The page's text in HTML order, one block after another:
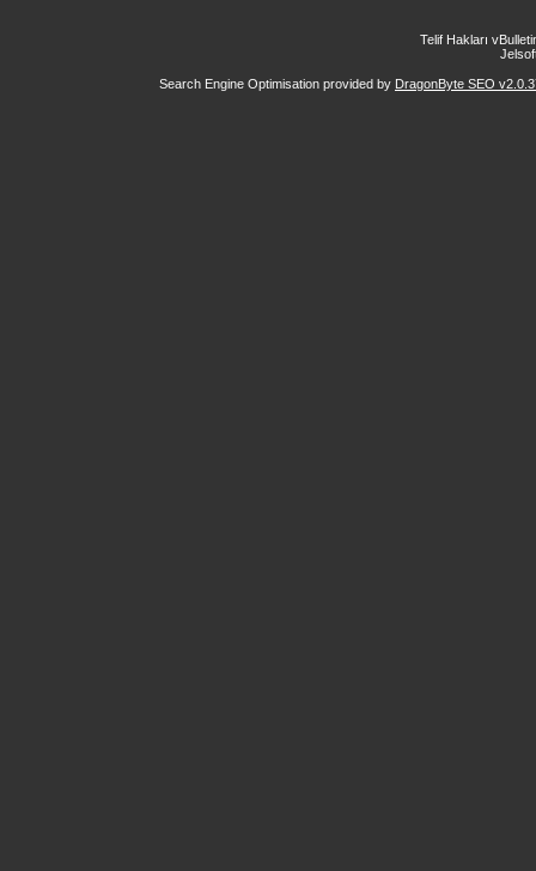
Telif Hakları
Search Engine Optimisation provided by DragonByte SEO